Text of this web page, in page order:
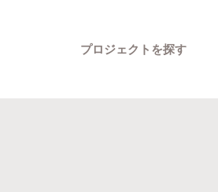
プロジェクトを探す